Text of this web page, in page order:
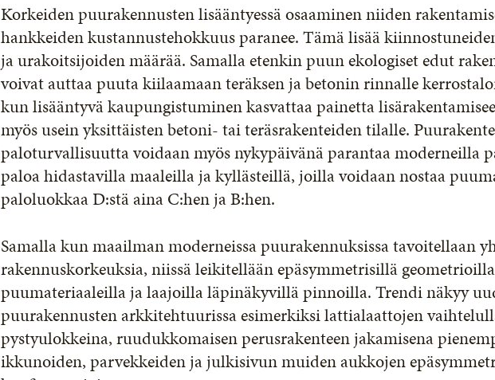
Korkeiden puurakennusten lisääntyessä osaaminen niiden
hankkeiden kustannustehokkuus paranee. Tämä lisää
ja urakoitsijoiden määrää. Samalla etenkin puun ekologiset edut
voivat auttaa puuta kiilaamaan teräksen ja betonin rinnalle
kun lisääntyvä kaupungistuminen kasvattaa painetta
myös usein yksittäisten betoni- tai teräsrakenteiden tilalle.
paloturvallisuutta voidaan myös nykypäivänä parantaa moderneilla
paloa hidastavilla maaleilla ja kyllästeillä, joilla voidaan nostaa
paloluokkaa D:stä aina C:hen ja B:hen.
Samalla kun maailman moderneissa puurakennuksissa tavoitellaan
rakennuskorkeuksia, niissä leikitellään epäsymmetrisillä
puumateriaaleilla ja laajoilla läpinäkyvillä pinnoilla. Trendi näkyy
puurakennusten arkkitehtuurissa esimerkiksi lattialaattojen
pystyulokkeina, ruudukkomaisen perusrakenteen jakamisena
ikkunoiden, parvekkeiden ja julkisivun muiden aukkojen